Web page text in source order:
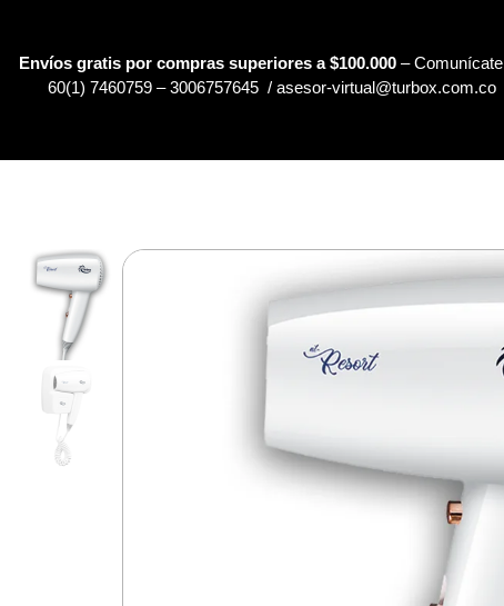
Envíos gratis por compras superiores a $100.000 –
60(1) 7460759 – 3006757645 / asesor-virtual@turbox.com.co